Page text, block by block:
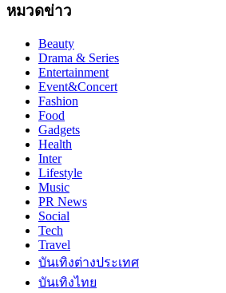
หมวดข่าว
Beauty
Drama & Series
Entertainment
Event&Concert
Fashion
Food
Gadgets
Health
Inter
Lifestyle
Music
PR News
Social
Tech
Travel
บันเทิงต่างประเทศ
บันเทิงไทย